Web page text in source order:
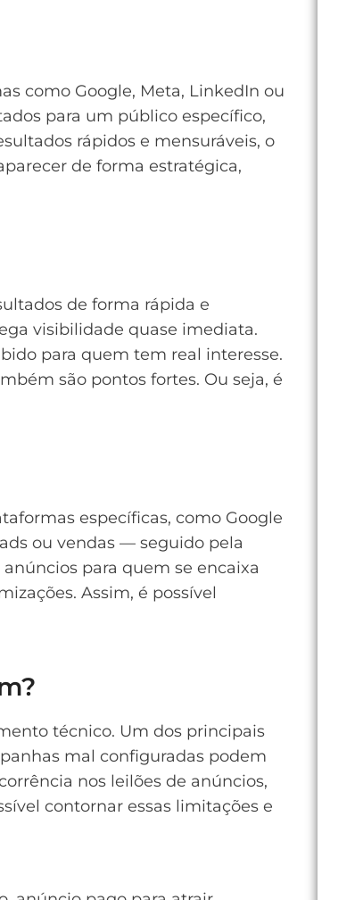
como Google, Meta, LinkedIn ou
para um público específico,
rápidos e mensuráveis, o
de forma estratégica,
de forma rápida e
visibilidade quase imediata.
para quem tem real interesse.
são pontos fortes. Ou seja, é
específicas, como Google
ou vendas — seguido pela
para quem se encaixa
Assim, é possível
técnico. Um dos principais
mal configuradas podem
nos leilões de anúncios,
contornar essas limitações e